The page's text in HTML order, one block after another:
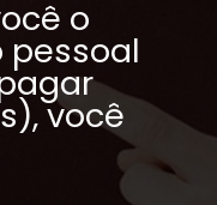
o
você